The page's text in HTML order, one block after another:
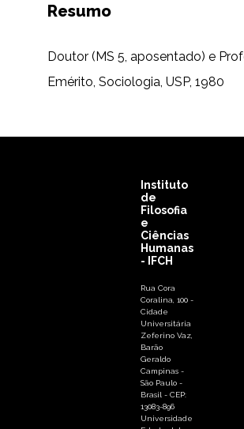
Resumo
Doutor (MS 5, aposentado) e
Emérito, Sociologia, USP, 1980
Instituto
de
Filosofia
e
Ciências
Humanas
- IFCH
Rua Cora
Coralina, 100 -
Cidade
Universitária
Zeferino Vaz,
Barão
Geraldo
Campinas -
São Paulo -
Brasil - CEP:
13083-896
Universidade